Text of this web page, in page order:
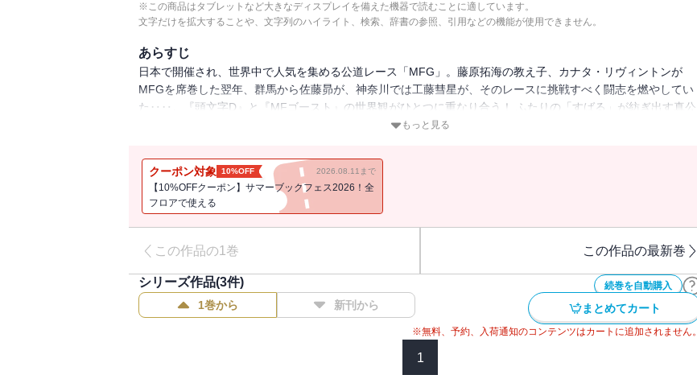
※この商品はタブレットなど大きなディスプレイを備えた機器で読むことに適しています。
文字だけを拡大することや、文字列のハイライト、検索、辞書の参照、引用などの機能が使用できません。
あらすじ
日本で開催され、世界中で人気を集める公道レース「MFG」。藤原拓海の教え子、カナタ・リヴィントンが
MFGを席巻した翌年、群馬から佐藤昴が、神奈川では工藤彗星が、そのレースに挑戦すべく闘志を燃やしてい
た‥‥。『頭文字D』と『MFゴースト』の世界観がひとつに重なり合う！ ふたりの「すばる」が紡ぎ出す真公
もっと見る
クーポン対象 10%OFF 2026.08.11まで
【10%OFFクーポン】サマーブックフェス2026！全
フロアで使える
この作品の1巻 この作品の最新巻
続巻を自動購入
シリーズ作品(3件)
1巻から 新刊から まとめてカート
※無料、予約、入荷通知のコンテンツはカートに追加されません。
1